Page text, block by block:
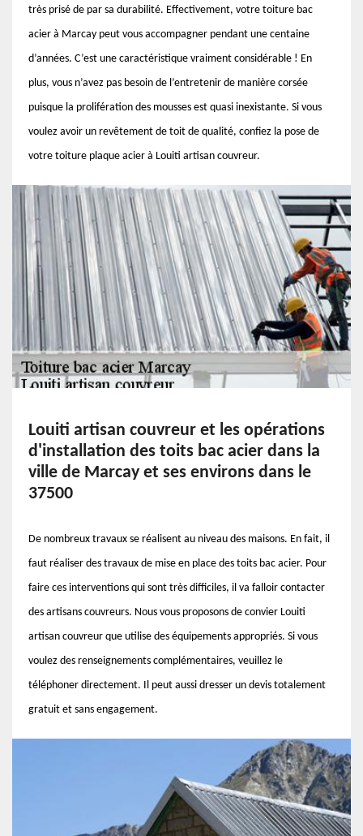
très prisé de par sa durabilité. Effectivement, votre toiture bac
acier à Marcay peut vous accompagner pendant une centaine
d’années. C’est une caractéristique vraiment considérable ! En
plus, vous n’avez pas besoin de l’entretenir de manière corsée
puisque la prolifération des mousses est quasi inexistante. Si vous
voulez avoir un revêtement de toit de qualité, confiez la pose de
votre toiture plaque acier à Louiti artisan couvreur.
Louiti artisan couvreur et les opérations
d'installation des toits bac acier dans la
ville de Marcay et ses environs dans le
37500
De nombreux travaux se réalisent au niveau des maisons. En fait, il
faut réaliser des travaux de mise en place des toits bac acier. Pour
faire ces interventions qui sont très difficiles, il va falloir contacter
des artisans couvreurs. Nous vous proposons de convier Louiti
artisan couvreur que utilise des équipements appropriés. Si vous
voulez des renseignements complémentaires, veuillez le
téléphoner directement. Il peut aussi dresser un devis totalement
gratuit et sans engagement.